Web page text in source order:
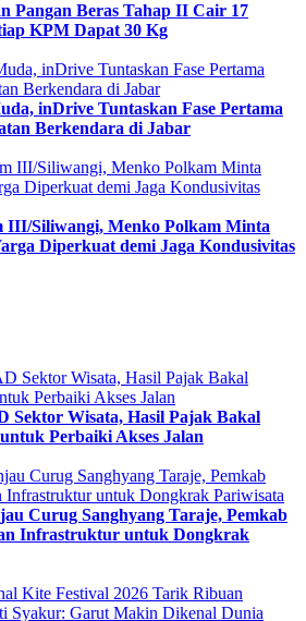
Pangan Beras Tahap II Cair 17
KPM Dapat 30 Kg
inDrive Tuntaskan Fase Pertama
Berkendara di Jabar
III/Siliwangi, Menko Polkam Minta
Diperkuat demi Jaga Kondusivitas
Sektor Wisata, Hasil Pajak Bakal
Perbaiki Akses Jalan
Curug Sanghyang Taraje, Pemkab
Infrastruktur untuk Dongkrak